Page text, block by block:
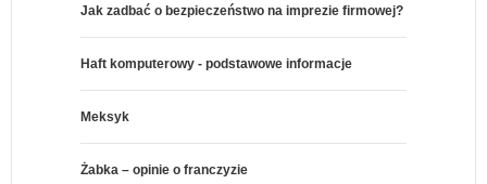
Jak zadbać o bezpieczeństwo na imprezie firmowej?
Haft komputerowy - podstawowe informacje
Meksyk
Żabka – opinie o franczyzie